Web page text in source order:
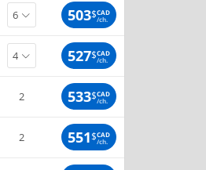
503$CAD
/ch.
527$CAD
/ch.
2 533$CAD
/ch.
2 551$CAD
/ch.